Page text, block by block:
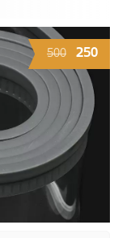
500 250